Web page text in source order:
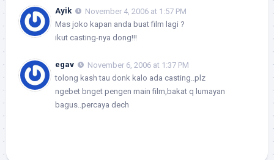
Ayik
November 4, 2006 at 1:57 PM
Mas joko kapan anda buat film lagi ?
ikut casting-nya dong!!!
egav
November 6, 2006 at 1:37 PM
tolong kash tau donk kalo ada casting..plz
ngebet bnget pengen main film,bakat q lumayan
bagus..percaya dech